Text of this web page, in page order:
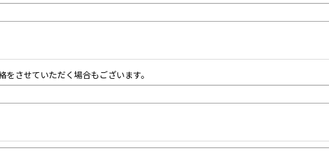
させていただく場合もございます。